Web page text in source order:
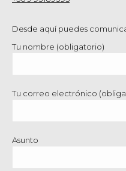
Desde aquí puedes
Tu nombre (obligatorio)
Tu correo electrónico
Asunto